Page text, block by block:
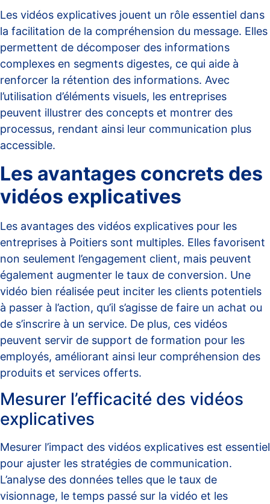
Les vidéos explicatives jouent un rôle essentiel dans
la facilitation de la compréhension du message. Elles
permettent de décomposer des informations
complexes en segments digestes, ce qui aide à
renforcer la rétention des informations. Avec
l’utilisation d’éléments visuels, les entreprises
peuvent illustrer des concepts et montrer des
processus, rendant ainsi leur communication plus
accessible.
Les avantages concrets des
vidéos explicatives
Les avantages des vidéos explicatives pour les
entreprises à Poitiers sont multiples. Elles favorisent
non seulement l’engagement client, mais peuvent
également augmenter le taux de conversion. Une
vidéo bien réalisée peut inciter les clients potentiels
à passer à l’action, qu’il s’agisse de faire un achat ou
de s’inscrire à un service. De plus, ces vidéos
peuvent servir de support de formation pour les
employés, améliorant ainsi leur compréhension des
produits et services offerts.
Mesurer l’efficacité des vidéos
explicatives
Mesurer l’impact des vidéos explicatives est essentiel
pour ajuster les stratégies de communication.
L’analyse des données telles que le taux de
visionnage, le temps passé sur la vidéo et les